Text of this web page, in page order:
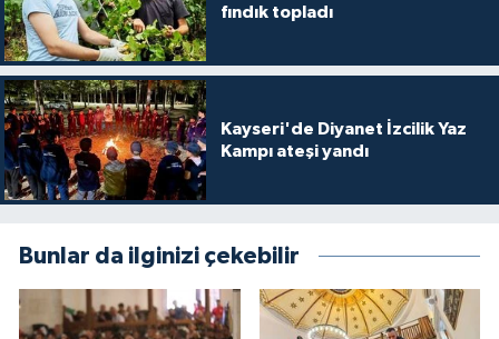
fındık topladı
Kayseri'de Diyanet İzcilik Yaz
Kampı ateşi yandı
Bunlar da ilginizi çekebilir